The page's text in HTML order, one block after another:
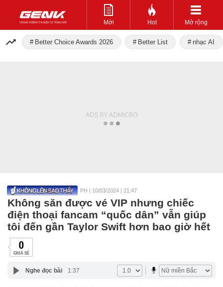
Mới Hot Mở rộng
Better Choice Awards 2026 Better List nhạc AI
PH | 10/03/2024 | 21:47
Không săn được vé VIP nhưng chiếc
điện thoại fancam “quốc dân” vẫn giúp
tôi đến gần Taylor Swift hơn bao giờ hết
0
CHIA SẺ
Nghe đọc bài 1:37